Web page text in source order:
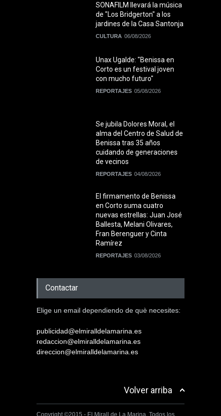
SONAFILM llevará la música
de "Los Bridgerton" a los
jardines de la Casa Santonja
CULTURA 06/08/2026
Unax Ugalde: "Benissa en
Corto es un festival joven
con mucho futuro"
REPORTAJES 05/08/2026
Se jubila Dolores Moral, el
alma del Centro de Salud de
Benissa tras 35 años
cuidando de generaciones
de vecinos
REPORTAJES 04/08/2026
El firmamento de Benissa
en Corto suma cuatro
nuevas estrellas: Juan José
Ballesta, Melani Olivares,
Fran Berenguer y Cinta
Ramírez
REPORTAJES 03/08/2026
Contactar
Elige un email dependiendo de què necesites:
publicidad@elmiralldelamarina.es
redaccion@elmiralldelamarina.es
direccion@elmiralldelamarina.es
Volver arriba
Copyright ©2015 - El Mirall de La Marina. Todos los